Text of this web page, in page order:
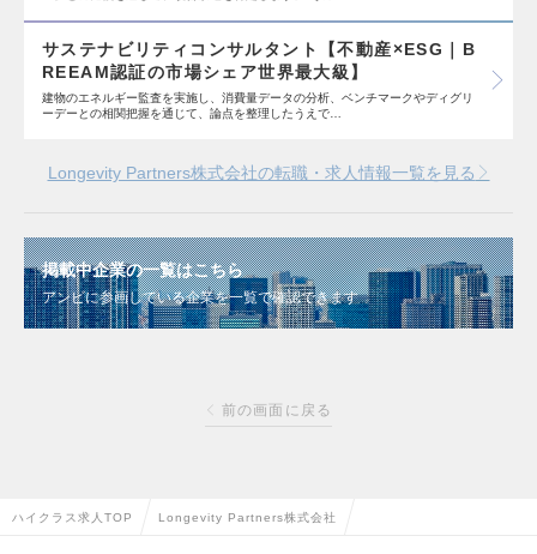
サステナビリティコンサルタント【不動産×ESG｜B
REEAM認証の市場シェア世界最大級】
建物のエネルギー監査を実施し、消費量データの分析、ベンチマークやディグリ
ーデーとの相関把握を通じて、論点を整理したうえで…
Longevity Partners株式会社の転職・求人情報一覧を見る
掲載中企業の一覧はこちら
アンビに参画している企業を一覧で確認できます
前の画面に戻る
ハイクラス求人TOP Longevity Partners株式会社